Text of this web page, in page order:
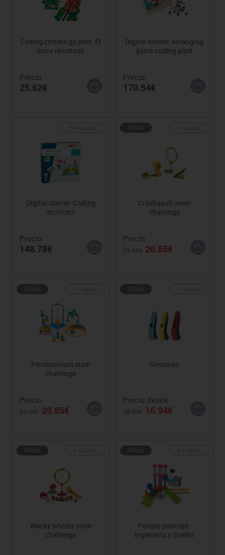
Coding critters go pets: El
zorro revoltoso
Precio
25.62€
Digital starter: Arranging
game coding pixel
Precio
170.54€
Digital starter: Coding
architect
Precio
148.78€
Oferta
Crashapult stem
challenge
Precio
20.85€
Oferta
Pendulonium stem
challenge
Precio
20.85€
Oferta
Sensores
Precio desde
16.94€
Oferta
Wacky wheels stem
challenge
Oferta
Parque patinaje.
Ingenieria y diseño